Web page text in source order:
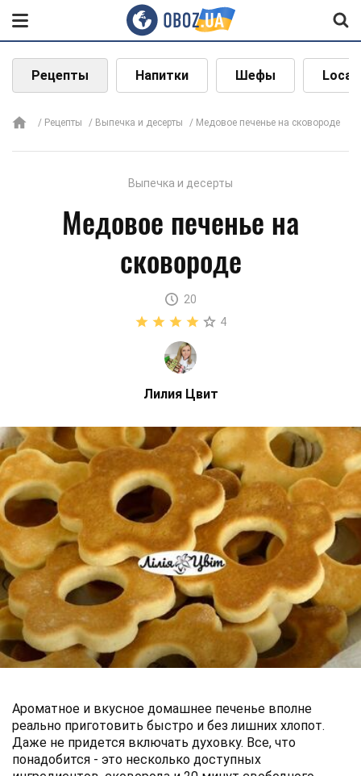
Рецепты Напитки Шефы Local
Рецепты Выпечка и десерты Медовое печенье на сковороде
Выпечка и десерты
Медовое печенье на
сковороде
20
4
Лилия Цвит
Ароматное и вкусное домашнее печенье вполне
реально приготовить быстро и без лишних хлопот.
Даже не придется включать духовку. Все, что
понадобится - это несколько доступных